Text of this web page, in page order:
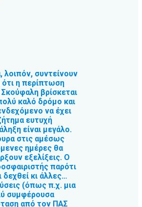
λοιπόν, συντείνουν
ότι η περίπτωση
βρίσκεται
καλό δρόμο και
να έχει
ευτυχή
είναι μεγάλο.
στις αμέσως
ημέρες θα
εξελίξεις. Ο
παρότι
δεχθεί κι άλλες…
(όπως π.χ. μια
συμφέρουσα
από τον ΠΑΣ